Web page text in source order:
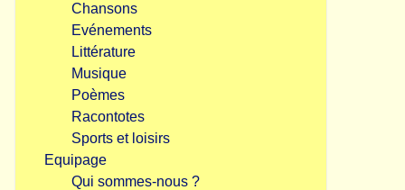
Chansons
Evénements
Littérature
Musique
Poèmes
Racontotes
Sports et loisirs
Equipage
Qui sommes-nous ?